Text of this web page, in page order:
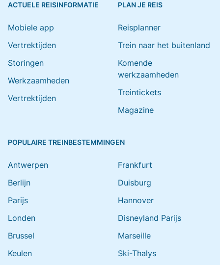
ACTUELE REISINFORMATIE
Mobiele app
Vertrektijden
Storingen
Werkzaamheden
Vertrektijden
PLAN JE REIS
Reisplanner
Trein naar het buitenland
Komende
werkzaamheden
Treintickets
Magazine
POPULAIRE TREINBESTEMMINGEN
Antwerpen
Berlijn
Parijs
Londen
Brussel
Keulen
Frankfurt
Duisburg
Hannover
Disneyland Parijs
Marseille
Ski-Thalys